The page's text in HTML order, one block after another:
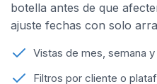
botella antes de que
ajuste fechas con solo
Vistas de mes, semana y
Filtros por cliente o